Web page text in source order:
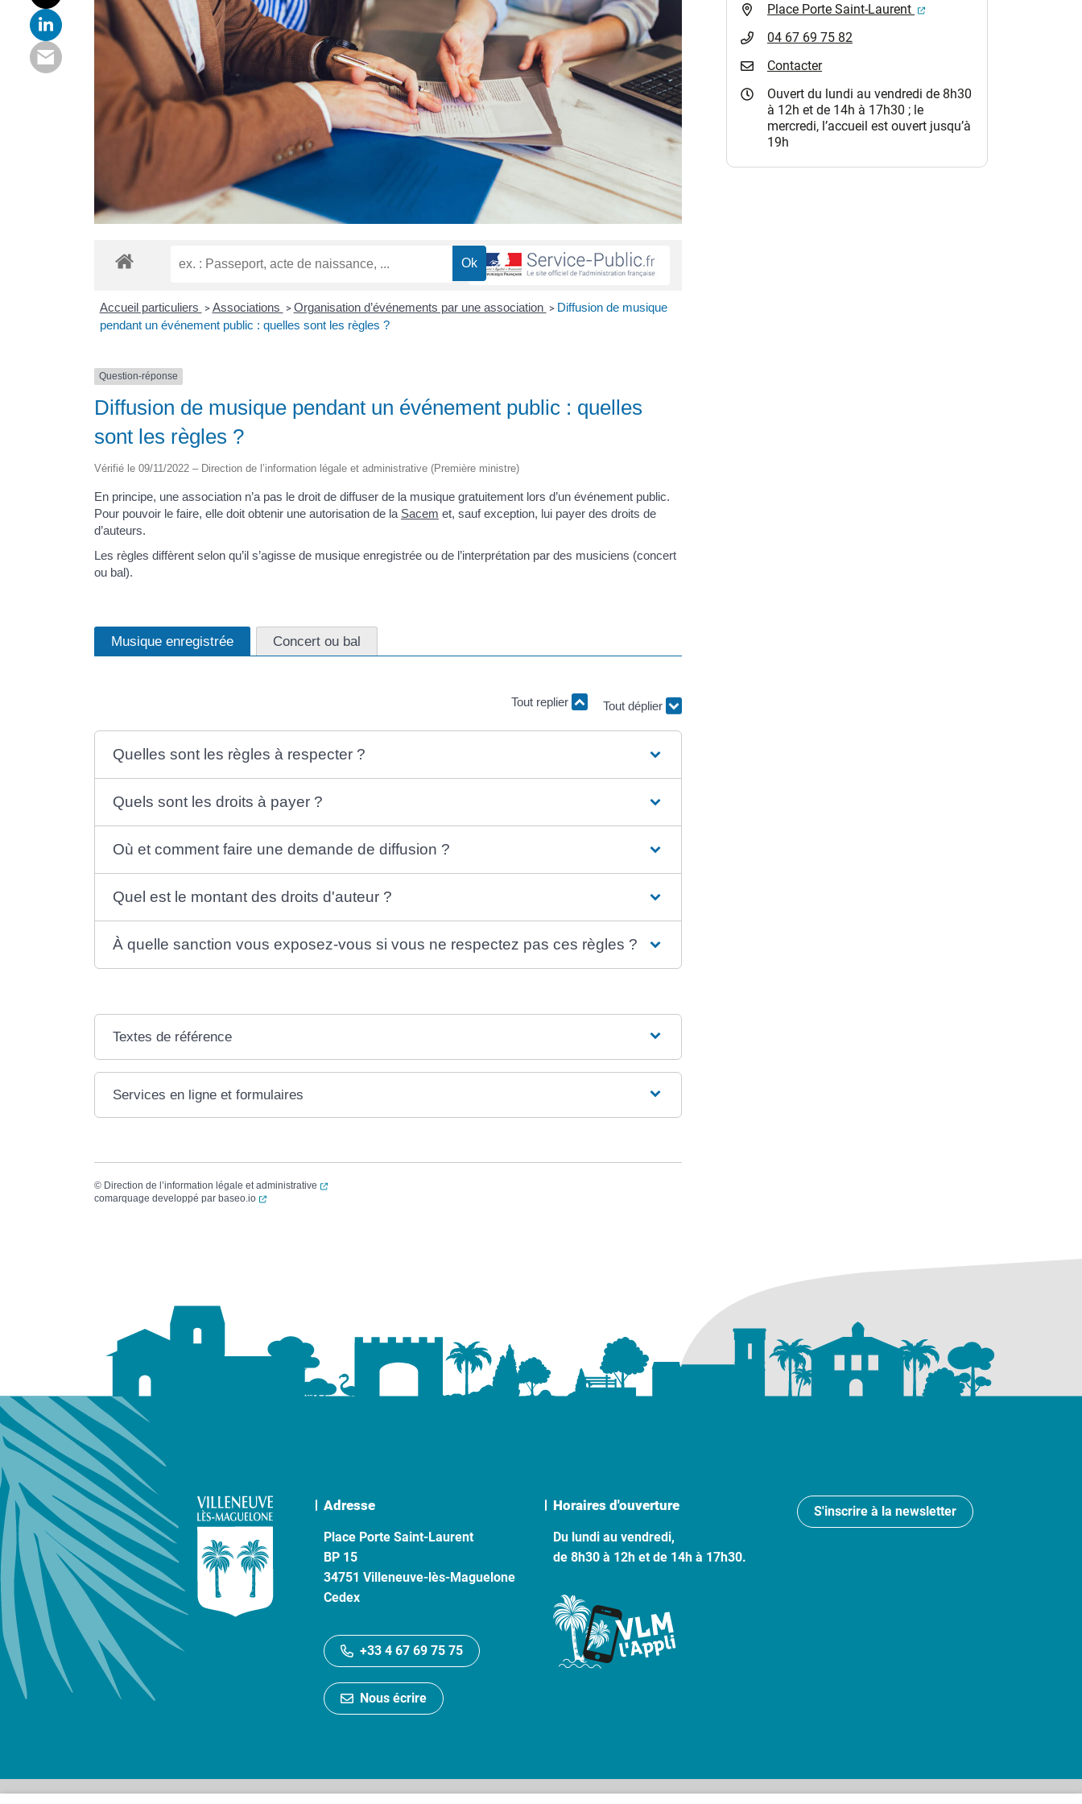
Accueil particuliers > Associations > Organisation d’événements par une association > Diffusion de musique
pendant un événement public : quelles sont les règles ?
Question-réponse
Diffusion de musique pendant un événement public : quelles
sont les règles ?
Vérifié le 09/11/2022 – Direction de l’information légale et administrative (Première ministre)
En principe, une association n’a pas le droit de diffuser de la musique gratuitement lors d’un événement public.
Pour pouvoir le faire, elle doit obtenir une autorisation de la Sacem et, sauf exception, lui payer des droits de
d’auteurs.
Les règles diffèrent selon qu’il s’agisse de musique enregistrée ou de l’interprétation par des musiciens (concert
ou bal).
Musique enregistrée Concert ou bal
Tout replier
Tout déplier
Quelles sont les règles à respecter ?
Quels sont les droits à payer ?
Où et comment faire une demande de diffusion ?
Quel est le montant des droits d'auteur ?
À quelle sanction vous exposez-vous si vous ne respectez pas ces règles ?
Textes de référence
Services en ligne et formulaires
© Direction de l’information légale et administrative
(ouverture dans un nouvel onglet)
comarquage developpé par baseo.io (ouverture dans un nouvel onglet)
Place Porte Saint-Laurent
(ouverture dans un nouvel
04 67 69 75 82
Contacter
Ouvert du lundi au vendredi de 8h30
à 12h et de 14h à 17h30 ; le
mercredi, l’accueil est ouvert jusqu’à
19h
Adresse
Place Porte Saint-Laurent
BP 15
34751 Villeneuve-lès-Maguelone
Cedex
+33 4 67 69 75 75
Nous écrire
Horaires d'ouverture
Du lundi au vendredi,
de 8h30 à 12h et de 14h à 17h30.
S'inscrire à la newsletter